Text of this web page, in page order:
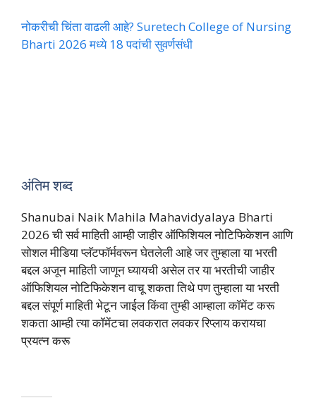
नोकरीची चिंता वाढली आहे? Suretech College of Nursing
Bharti 2026 मध्ये 18 पदांची सुवर्णसंधी
अंतिम शब्द
Shanubai Naik Mahila Mahavidyalaya Bharti
2026 ची सर्व माहिती आम्ही जाहीर ऑफिशियल नोटिफिकेशन आणि
सोशल मीडिया प्लॅटफॉर्मवरून घेतलेली आहे जर तुम्हाला या भरती
बद्दल अजून माहिती जाणून घ्यायची असेल तर या भरतीची जाहीर
ऑफिशियल नोटिफिकेशन वाचू शकता तिथे पण तुम्हाला या भरती
बद्दल संपूर्ण माहिती भेटून जाईल किंवा तुम्ही आम्हाला कॉमेंट करू
शकता आम्ही त्या कॉमेंटचा लवकरात लवकर रिप्लाय करायचा
प्रयत्न करू